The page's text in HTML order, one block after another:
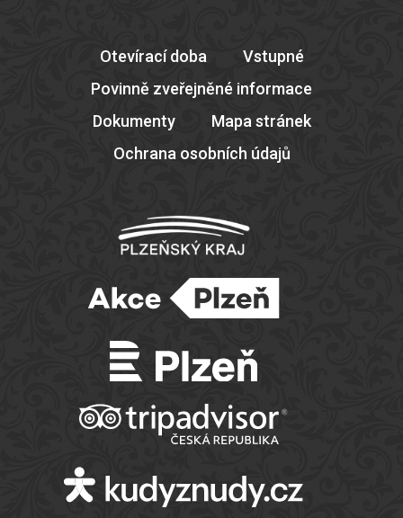
Otevírací doba
Vstupné
Povinně zveřejněné informace
Dokumenty
Mapa stránek
Ochrana osobních údajů